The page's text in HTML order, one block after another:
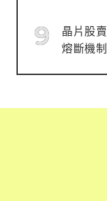
晶片股
熔斷機